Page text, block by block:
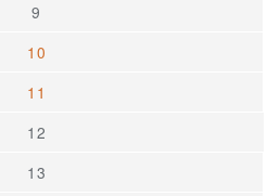
9
10
11
12
13